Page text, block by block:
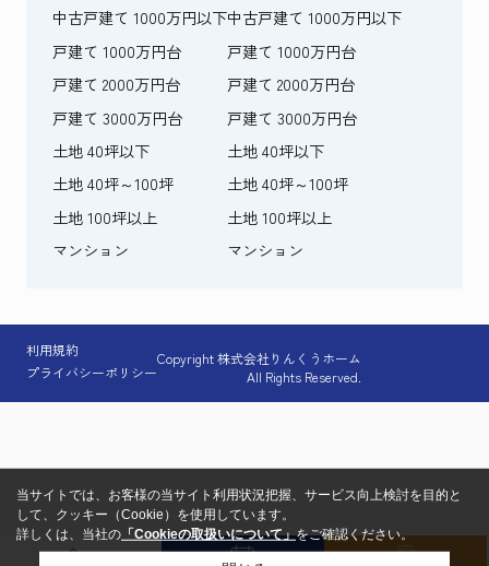
中古戸建て 1000万円以下
戸建て 1000万円台
戸建て 2000万円台
戸建て 3000万円台
土地 40坪以下
土地 40坪～100坪
土地 100坪以上
マンション
中古戸建て 1000万円以下
戸建て 1000万円台
戸建て 2000万円台
戸建て 3000万円台
土地 40坪以下
土地 40坪～100坪
土地 100坪以上
マンション
利用規約
プライバシーポリシー
Copyright 株式会社りんくうホーム
All Rights Reserved.
当サイトでは、お客様の当サイト利用状況把握、サービス向上検討を目的と
して、クッキー（Cookie）を使用しています。
詳しくは、当社の 「Cookieの取扱いについて」をご確認ください。